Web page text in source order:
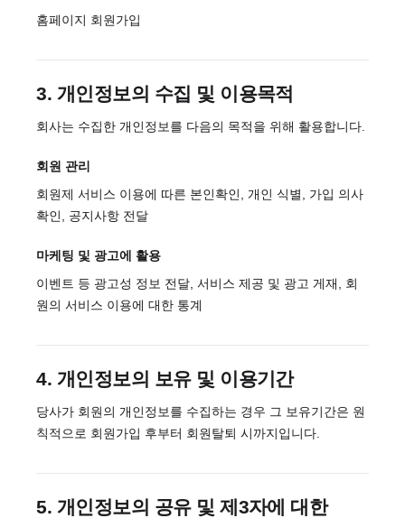
홈페이지 회원가입
3. 개인정보의 수집 및 이용목적
회사는 수집한 개인정보를 다음의 목적을 위해 활용합니다.
회원 관리
회원제 서비스 이용에 따른 본인확인, 개인 식별, 가입 의사
확인, 공지사항 전달
마케팅 및 광고에 활용
이벤트 등 광고성 정보 전달, 서비스 제공 및 광고 게재, 회
원의 서비스 이용에 대한 통계
4. 개인정보의 보유 및 이용기간
당사가 회원의 개인정보를 수집하는 경우 그 보유기간은 원
칙적으로 회원가입 후부터 회원탈퇴 시까지입니다.
5. 개인정보의 공유 및 제3자에 대한